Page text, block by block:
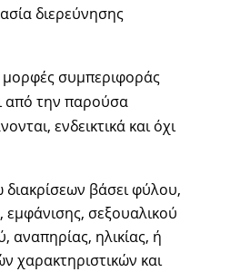
διερεύνησης
μορφές συμπεριφοράς
από την παρούσα
ενδεικτικά και όχι
βάσει φύλου,
εμφάνισης, σεξουαλικού
αναπηρίας, ηλικίας, ή
χαρακτηριστικών και